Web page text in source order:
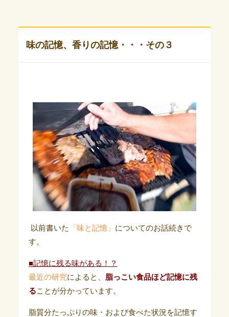
味の記憶、香りの記憶・・・その３
以前書いた 「味と記憶」 についてのお話続きで
す。
■記憶に残る味がある！？
最近の研究によると、 脂っこい食品ほど記憶に残
ることが分かっています。
脂質分たっぷりの味・および食べた状況を記憶す